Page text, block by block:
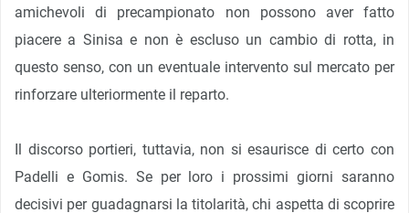
amichevoli di precampionato non possono aver fatto
piacere a Sinisa e non è escluso un cambio di rotta, in
questo senso, con un eventuale intervento sul mercato per
rinforzare ulteriormente il reparto.
Il discorso portieri, tuttavia, non si esaurisce di certo con
Padelli e Gomis. Se per loro i prossimi giorni saranno
decisivi per guadagnarsi la titolarità, chi aspetta di scoprire